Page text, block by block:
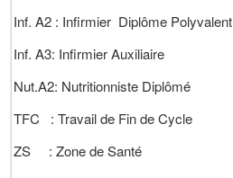
Inf. A2 : Infirmier Diplôme Polyvalent
Inf. A3: Infirmier Auxiliaire
Nut.A2: Nutritionniste Diplômé
TFC : Travail de Fin de Cycle
ZS : Zone de Santé